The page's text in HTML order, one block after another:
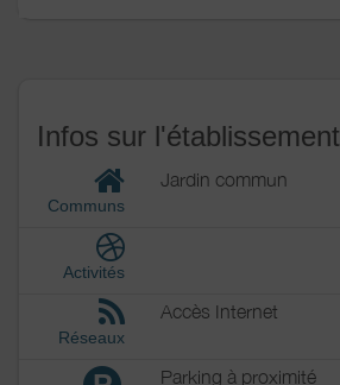
Infos sur l'établissement
Communs
Jardin commun
Activités
Réseaux
Accès Internet
Parking à proximité